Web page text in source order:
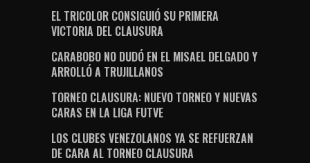
EL TRICOLOR CONSIGUIÓ SU PRIMERA
VICTORIA DEL CLAUSURA
CARABOBO NO DUDÓ EN EL MISAEL DELGADO Y
ARROLLÓ A TRUJILLANOS
TORNEO CLAUSURA: NUEVO TORNEO Y NUEVAS
CARAS EN LA LIGA FUTVE
LOS CLUBES VENEZOLANOS YA SE REFUERZAN
DE CARA AL TORNEO CLAUSURA